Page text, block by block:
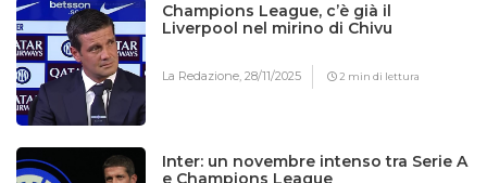
Champions League, c’è già il
Liverpool nel mirino di Chivu
La Redazione,28/11/2025 2 min di lettura
Inter: un novembre intenso tra Serie A